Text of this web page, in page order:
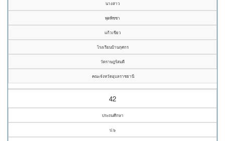
นางสาว
พุดพิชชา
แก้วเขียว
โรงเรียนบ้านกุศกร
วัดราษฎร์สมดี
คณะจังหวัดอุบลราชธานี
42
ประถมศึกษา
ป.๖